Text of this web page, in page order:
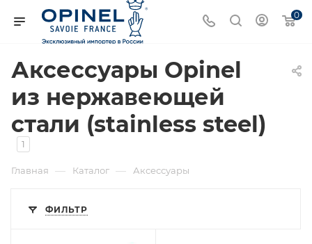
0
Аксессуары Opinel
из нержавеющей
стали (stainless steel)
1
Главная — Каталог — Аксессуары
ФИЛЬТР